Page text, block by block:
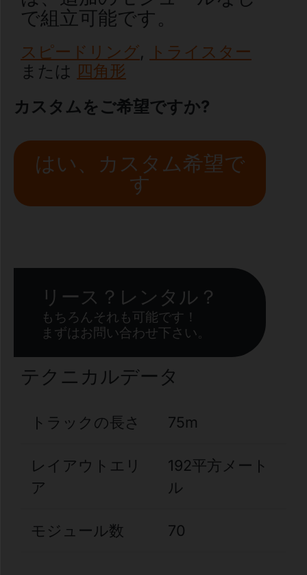
で組立可能です。
スピードリング,
トライスター
または 四角形
カスタムをご希望ですか?
はい、カスタム希望で
す
リース？レンタル？
もちろんそれも可能です！
まずはお問い合わせ下さい。
テクニカルデータ
トラックの長さ 75m
レイアウトエリ
ア
192平方メート
ル
モジュール数 70